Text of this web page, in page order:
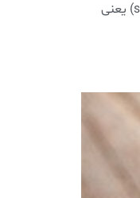
قهوه اسپیشیالتی .به قهوه هایی که توسط فرد قهوه آزما ( cupper) از ۱۰۰ نمره بالا تر از ۸۰ دریافت کنند ، قهوه اسپیشیالتی می گویند .قهوه اسپیشیالتی ( speciality coffee) یعنی